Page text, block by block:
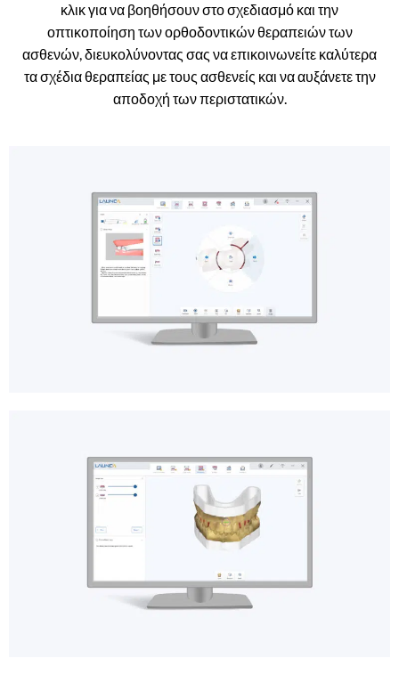
κλικ για να βοηθήσουν στο σχεδιασμό και την
οπτικοποίηση των ορθοδοντικών θεραπειών των
ασθενών, διευκολύνοντας σας να επικοινωνείτε καλύτερα
τα σχέδια θεραπείας με τους ασθενείς και να αυξάνετε την
αποδοχή των περιστατικών.